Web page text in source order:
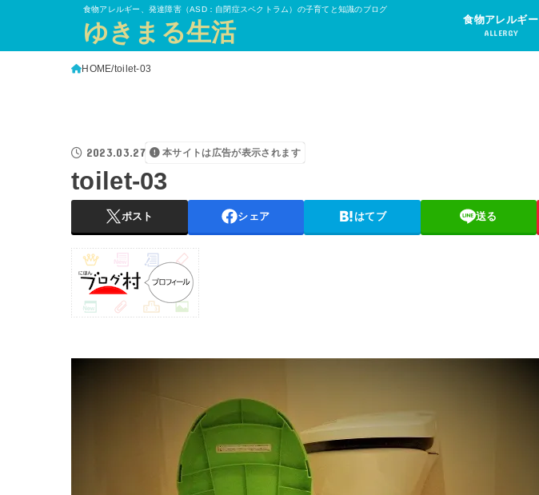
食物アレルギー、発達障害（ASD：自閉症スペクトラム）の子育てと知識のブログ
ゆきまる生活 食物アレルギー
ALLERGY
HOME toilet-03
2023.03.27 本サイトは広告が表示されます
toilet-03
ポスト シェア はてブ 送る